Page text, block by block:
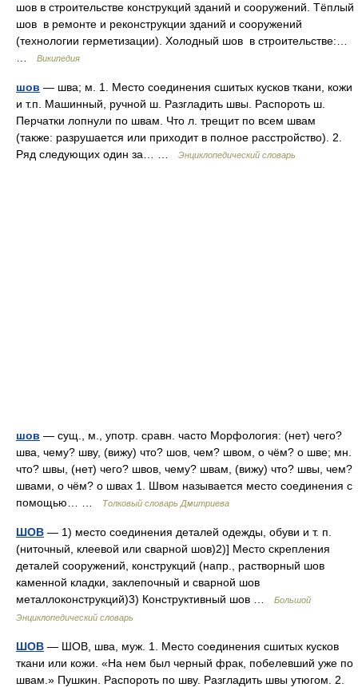
шов в строительстве конструкций зданий и сооружений. Тёплый
шов в ремонте и реконструкции зданий и сооружений
(технологии герметизации). Холодный шов в строительстве:…
Википедия
шов — шва; м. 1. Место соединения сшитых кусков ткани, кожи
и т.п. Машинный, ручной ш. Разгладить швы. Распороть ш.
Перчатки лопнули по швам. Что л. трещит по всем швам
(также: разрушается или приходит в полное расстройство). 2.
Ряд следующих один за… …
Энциклопедический словарь
шов — сущ., м., употр. сравн. часто Морфология: (нет) чего?
шва, чему? шву, (вижу) что? шов, чем? швом, о чём? о шве; мн.
что? швы, (нет) чего? швов, чему? швам, (вижу) что? швы, чем?
швами, о чём? о швах 1. Швом называется место соединения с
помощью… …
Толковый словарь Дмитриева
ШОВ — 1) место соединения деталей одежды, обуви и т. п.
(ниточный, клеевой или сварной шов)2)] Место скрепления
деталей сооружений, конструкций (напр., растворный шов
каменной кладки, заклепочный и сварной шов
металлоконструкций)3) Конструктивный шов …
Большой
Энциклопедический словарь
ШОВ — ШОВ, шва, муж. 1. Место соединения сшитых кусков
ткани или кожи. «На нем был черный фрак, побелевший уже по
швам.» Пушкин. Распороть по шву. Разгладить швы утюгом. 2.